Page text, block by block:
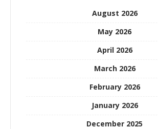
August 2026
May 2026
April 2026
March 2026
February 2026
January 2026
December 2025